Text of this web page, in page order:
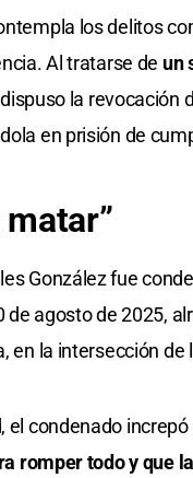
los delitos
Al tratarse de un
la revocación
en prisión de
matar”
González fue
de agosto de 2025,
en la intersección
el condenado
romper todo y que